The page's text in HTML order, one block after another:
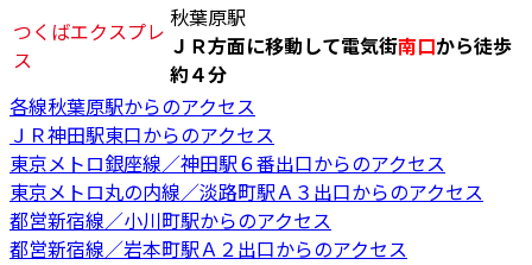
つくばエクスプレ
ス
秋葉原駅
ＪＲ方面に移動して電気街南口から徒歩
約４分
各線秋葉原駅からのアクセス
ＪＲ神田駅東口からのアクセス
東京メトロ銀座線／神田駅６番出口からのアクセス
東京メトロ丸の内線／淡路町駅Ａ３出口からのアクセス
都営新宿線／小川町駅からのアクセス
都営新宿線／岩本町駅Ａ２出口からのアクセス